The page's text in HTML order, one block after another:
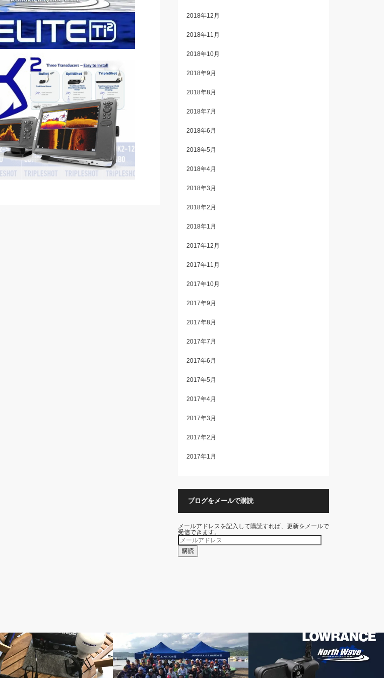
2018年12月
2018年11月
2018年10月
2018年9月
2018年8月
2018年7月
2018年6月
2018年5月
2018年4月
2018年3月
2018年2月
2018年1月
2017年12月
2017年11月
2017年10月
2017年9月
2017年8月
2017年7月
2017年6月
2017年5月
2017年4月
2017年3月
2017年2月
2017年1月
ブログをメールで購読
メールアドレスを記入して購読すれば、更新をメールで
受信できます。
メ
ー
ル
ア
購読